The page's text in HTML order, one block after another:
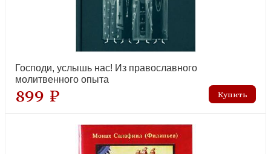
Господи, услышь нас! Из православного
молитвенного опыта
899 ₽